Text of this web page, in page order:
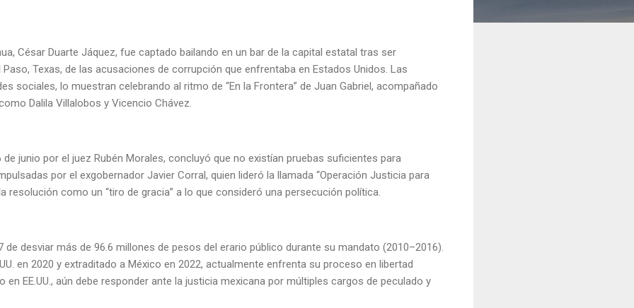
César Duarte Jáquez, fue captado bailando en un bar de la capital estatal tras ser
Texas, de las acusaciones de corrupción que enfrentaba en Estados Unidos. Las
sociales, lo muestran celebrando al ritmo de “En la Frontera” de Juan Gabriel, acompañado
Dalila Villalobos y Vicencio Chávez.
junio por el juez Rubén Morales, concluyó que no existían pruebas suficientes para
por el exgobernador Javier Corral, quien lideró la llamada “Operación Justicia para
resolución como un “tiro de gracia” a lo que consideró una persecución política.
de desviar más de 96.6 millones de pesos del erario público durante su mandato (2010–2016).
en 2020 y extraditado a México en 2022, actualmente enfrenta su proceso en libertad
en EE.UU., aún debe responder ante la justicia mexicana por múltiples cargos de peculado y